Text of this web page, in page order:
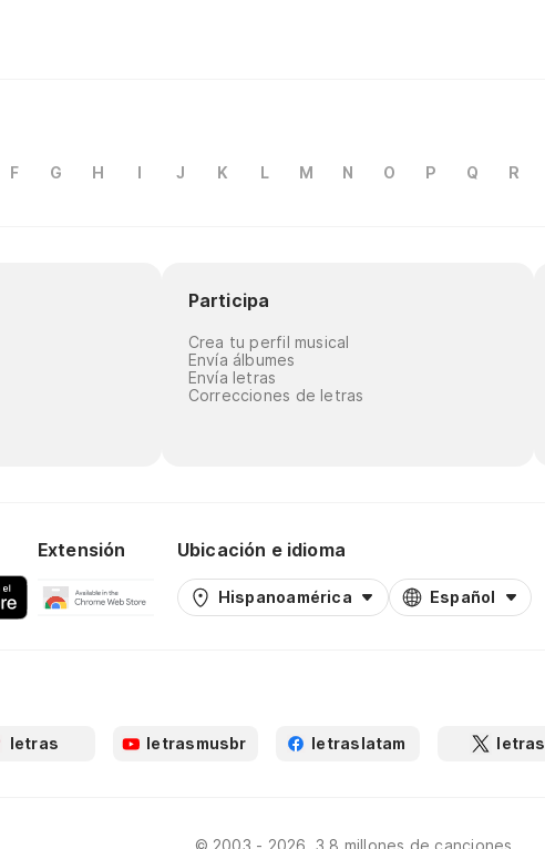
F G H I J K L M N O P Q R
Participa
Crea tu perfil musical
Envía álbumes
Envía letras
Correcciones de letras
Extensión Ubicación e idioma
Hispanoamérica Español
letras letrasmusbr letraslatam letras
© 2003 - 2026, 3.8 millones de canciones